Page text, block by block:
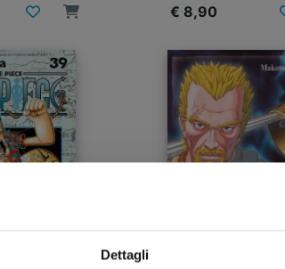
Dettagli
€ 8,90